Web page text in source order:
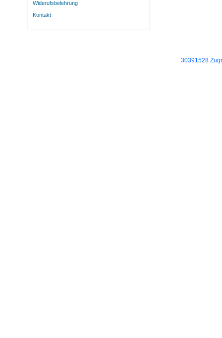
Widerufsbelehrung
Kontakt
30391528